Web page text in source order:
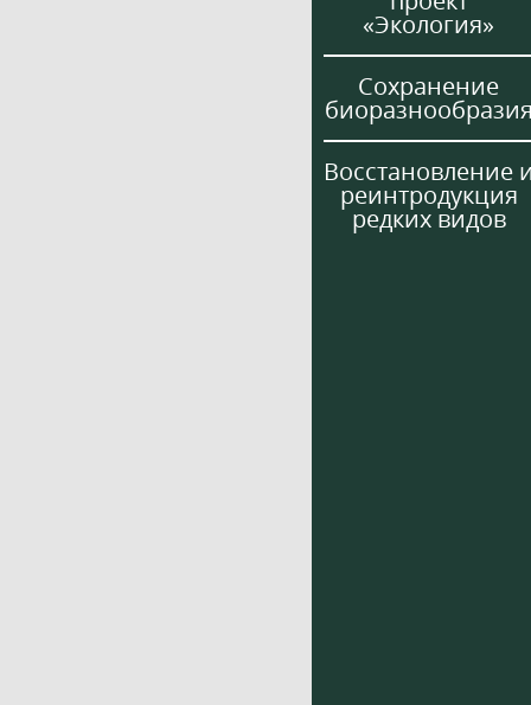
«Экология»
Сохранение
Восстановление
реинтродукция
редких видов